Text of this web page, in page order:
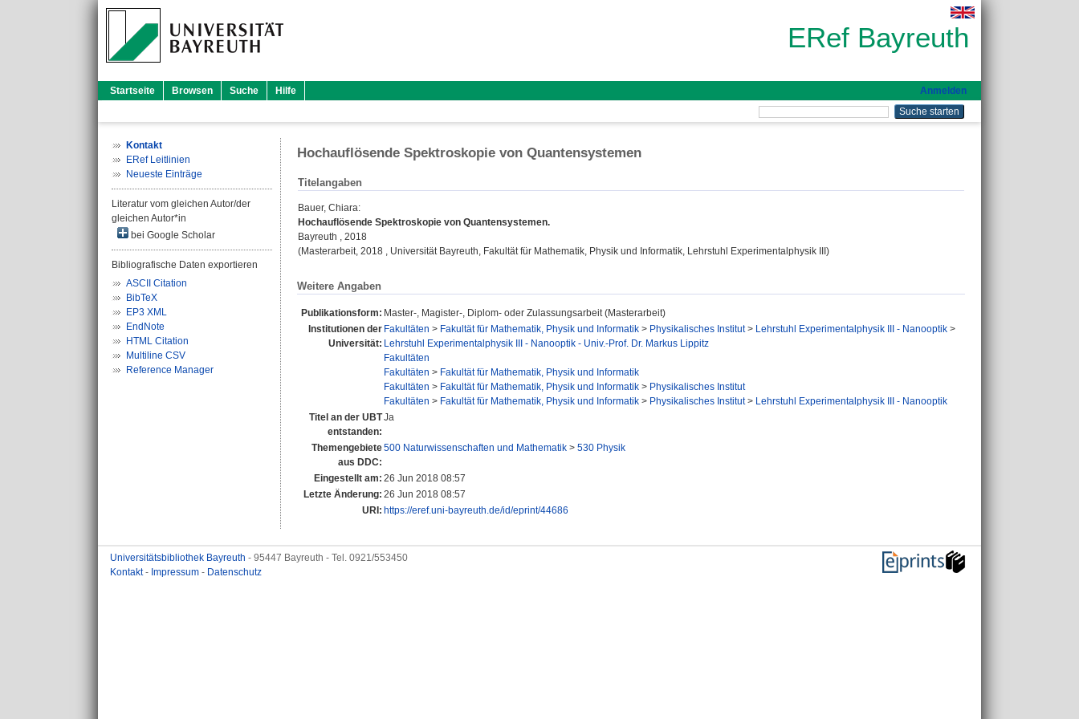
ERef Bayreuth
Startseite Browsen Suche Hilfe Anmelden
Kontakt
ERef Leitlinien
Neueste Einträge
Literatur vom gleichen Autor/der
gleichen Autor*in
bei Google Scholar
Bibliografische Daten exportieren
ASCII Citation
BibTeX
EP3 XML
EndNote
HTML Citation
Multiline CSV
Reference Manager
Hochauflösende Spektroskopie von Quantensystemen
Titelangaben
Bauer, Chiara:
Hochauflösende Spektroskopie von Quantensystemen.
Bayreuth , 2018
(Masterarbeit, 2018 , Universität Bayreuth, Fakultät für Mathematik, Physik und Informatik, Lehrstuhl Experimentalphysik III)
Weitere Angaben
Publikationsform: Master-, Magister-, Diplom- oder Zulassungsarbeit (Masterarbeit)
Institutionen der
Universität:
Fakultäten > Fakultät für Mathematik, Physik und Informatik > Physikalisches Institut> Lehrstuhl Experimentalphysik III - Nanooptik >
Lehrstuhl Experimentalphysik III - Nanooptik - Univ.-Prof. Dr. Markus Lippitz
Fakultäten
Fakultäten > Fakultät für Mathematik, Physik und Informatik
Fakultäten > Fakultät für Mathematik, Physik und Informatik > Physikalisches Institut
Fakultäten > Fakultät für Mathematik, Physik und Informatik > Physikalisches Institut> Lehrstuhl Experimentalphysik III - Nanooptik
Titel an der UBT
entstanden:
Ja
Themengebiete
aus DDC:
500 Naturwissenschaften und Mathematik > 530 Physik
Eingestellt am: 26 Jun 2018 08:57
Letzte Änderung: 26 Jun 2018 08:57
URI: https://eref.uni-bayreuth.de/id/eprint/44686
Universitätsbibliothek Bayreuth - 95447 Bayreuth - Tel. 0921/553450
Kontakt- Impressum - Datenschutz